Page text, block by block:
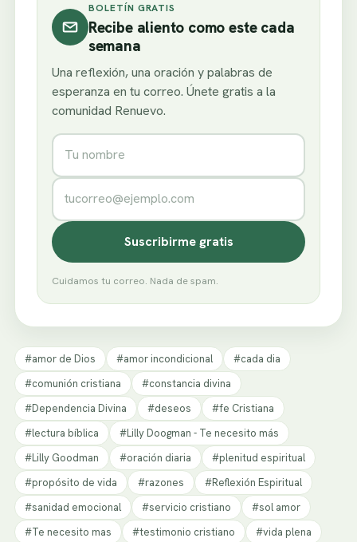
BOLETÍN GRATIS
Recibe aliento como este cada
semana
Una reflexión, una oración y palabras de
esperanza en tu correo. Únete gratis a la
comunidad Renuevo.
Nombre
Correo electrónico
Suscribirme gratis
Cuidamos tu correo. Nada de spam.
#amor de Dios #amor incondicional
#cada dia
#comunión cristiana
#constancia divina
#Dependencia Divina
#deseos
#fe Cristiana
#lectura bíblica
#Lilly Doogman - Te necesito más
#Lilly Goodman
#oración diaria
#plenitud espiritual
#propósito de vida
#razones
#Reflexión Espiritual
#sanidad emocional
#servicio cristiano
#sol amor
#Te necesito mas
#testimonio cristiano
#vida plena